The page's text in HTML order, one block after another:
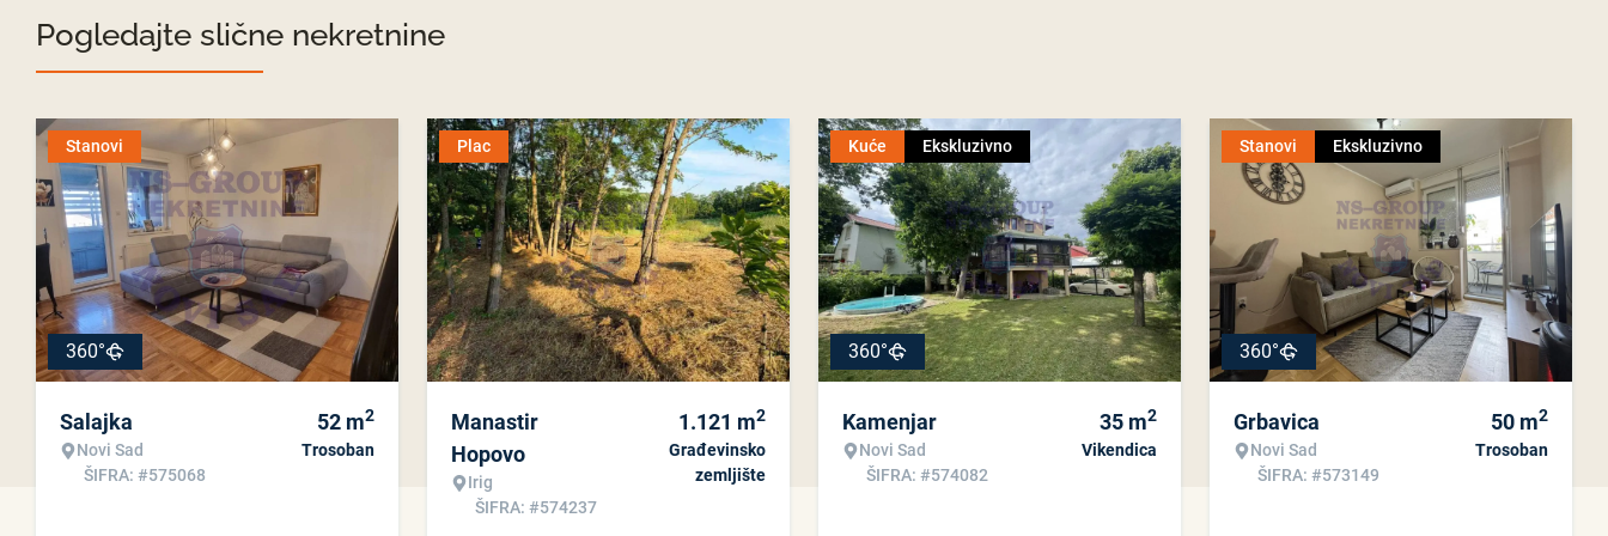
Pogledajte slične nekretnine
Stanovi
360°
Salajka
Novi Sad
ŠIFRA: #575068
52 m2
Trosoban
Plac
Manastir
Hopovo
Irig
ŠIFRA: #574237
1.121 m2
Građevinsko
zemljište
Kuće Ekskluzivno
360°
Kamenjar
Novi Sad
ŠIFRA: #574082
35 m2
Vikendica
Stanovi Ekskluzivno
360°
Grbavica
Novi Sad
ŠIFRA: #573149
50 m2
Trosoban